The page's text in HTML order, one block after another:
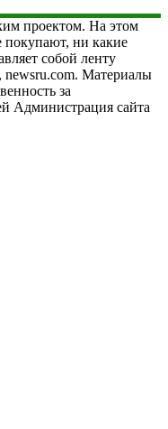
проектом. На этом
покупают, ни какие
собой ленту
newsru.com. Материалы
за
Администрация сайта